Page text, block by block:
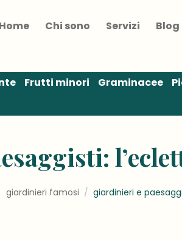
Home Chi sono Servizi Blog
Frutti minori Graminacee
giardinieri famosi / giardinieri e